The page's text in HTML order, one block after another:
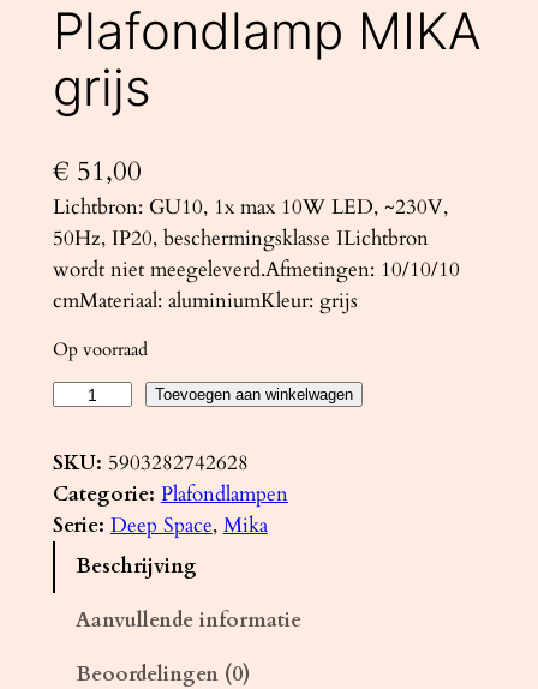
Plafondlamp MIKA
grijs
€ 51,00
Lichtbron: GU10, 1x max 10W LED, ~230V,
50Hz, IP20, beschermingsklasse ILichtbron
wordt niet meegeleverd.Afmetingen: 10/10/10
cmMateriaal: aluminiumKleur: grijs
Op voorraad
a
f
o
Toevoegen aan winkelwagen
SKU: 5903282742628
Categorie: Plafondlampen
Serie: Deep Space, Mika
Beschrijving
Aanvullende informatie
Beoordelingen (0)